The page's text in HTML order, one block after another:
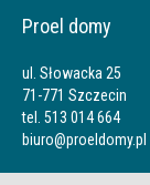
Proel domy
ul. Słowacka 25
71-771 Szczecin
tel. 513 014 664
biuro@proeldomy.pl